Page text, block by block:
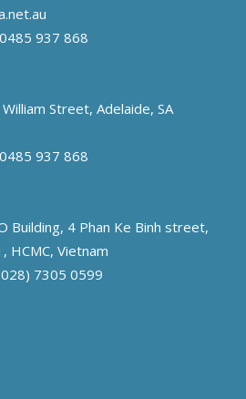
937 868
Street, Adelaide, SA
937 868
Building, 4 Phan Ke Binh street,
HCMC, Vietnam
7305 0599